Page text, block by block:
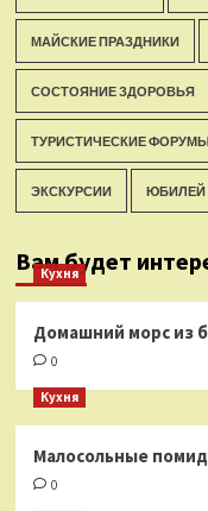
МАЙСКИЕ ПРАЗДНИКИ
СОСТОЯНИЕ ЗДОРОВЬЯ
ТУРИСТИЧЕСКИЕ
ЭКСКУРСИИ ЮБИЛЕЙ
Вам будет
Кухня
Домашний морс из
0
Кухня
Малосольные
0